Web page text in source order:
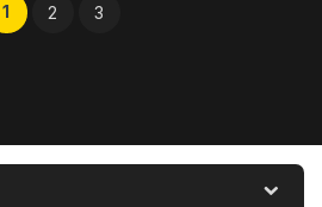
1 2 3